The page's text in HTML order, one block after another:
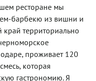
ресторане мы
барбекю из вишни и
территориально
проживает 120
которая
гастрономию. Я